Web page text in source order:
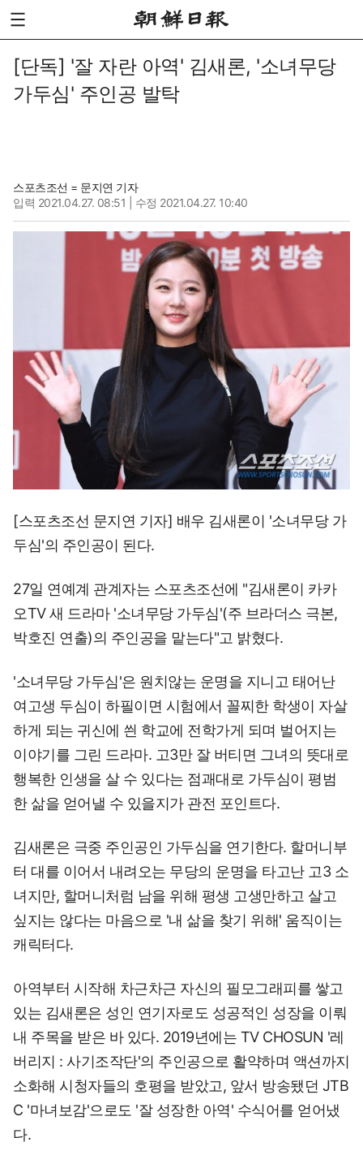
[단독] '잘 자란 아역' 김새론, '소녀무당
가두심' 주인공 발탁
스포츠조선 = 문지연 기자
입력 2021.04.27. 08:51 | 수정 2021.04.27. 10:40
[스포츠조선 문지연 기자] 배우 김새론이 '소녀무당 가
두심'의 주인공이 된다.
27일 연예계 관계자는 스포츠조선에 "김새론이 카카
오TV 새 드라마 '소녀무당 가두심'(주 브라더스 극본,
박호진 연출)의 주인공을 맡는다"고 밝혔다.
'소녀무당 가두심'은 원치않는 운명을 지니고 태어난
여고생 두심이 하필이면 시험에서 꼴찌한 학생이 자살
하게 되는 귀신에 씐 학교에 전학가게 되며 벌어지는
이야기를 그린 드라마. 고3만 잘 버티면 그녀의 뜻대로
행복한 인생을 살 수 있다는 점괘대로 가두심이 평범
한 삶을 얻어낼 수 있을지가 관전 포인트다.
김새론은 극중 주인공인 가두심을 연기한다. 할머니부
터 대를 이어서 내려오는 무당의 운명을 타고난 고3 소
녀지만, 할머니처럼 남을 위해 평생 고생만하고 살고
싶지는 않다는 마음으로 '내 삶을 찾기 위해' 움직이는
캐릭터다.
아역부터 시작해 차근차근 자신의 필모그래피를 쌓고
있는 김새론은 성인 연기자로도 성공적인 성장을 이뤄
내 주목을 받은 바 있다. 2019년에는 TV CHOSUN '레
버리지 : 사기조작단'의 주인공으로 활약하며 액션까지
소화해 시청자들의 호평을 받았고, 앞서 방송됐던 JTB
C '마녀보감'으로도 '잘 성장한 아역' 수식어를 얻어냈
다.